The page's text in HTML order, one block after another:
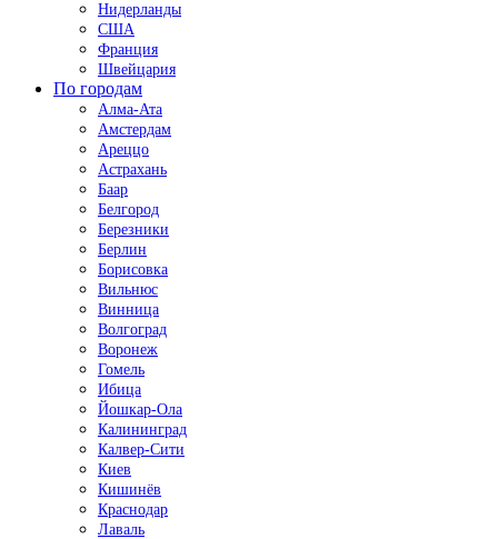
Нидерланды
США
Франция
Швейцария
По городам
Алма-Ата
Амстердам
Ареццо
Астрахань
Баар
Белгород
Березники
Берлин
Борисовка
Вильнюс
Винница
Волгоград
Воронеж
Гомель
Ибица
Йошкар-Ола
Калининград
Калвер-Сити
Киев
Кишинёв
Краснодар
Лаваль